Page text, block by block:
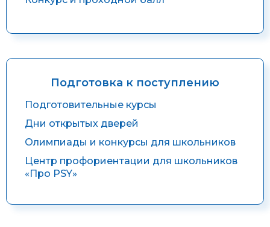
Подготовка к поступлению
Подготовительные курсы
Дни открытых дверей
Олимпиады и конкурсы для школьников
Центр профориентации для школьников
«Про PSY»